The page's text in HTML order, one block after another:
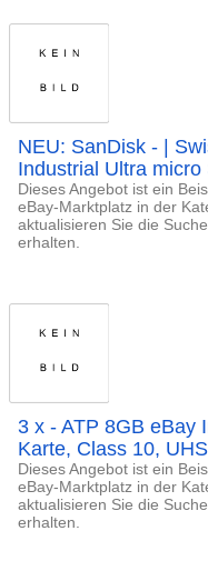
NEU: SanDisk - |
Industrial Ultra
Dieses Angebot ist ein
eBay-Marktplatz in der
aktualisieren Sie die
erhalten.
3 x - ATP 8GB eBay
Karte, Class 10,
Dieses Angebot ist ein
eBay-Marktplatz in der
aktualisieren Sie die
erhalten.